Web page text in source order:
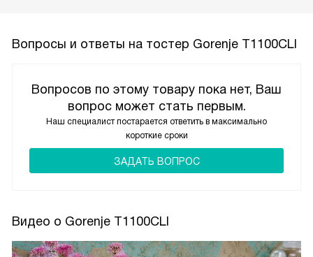
Вопросы и ответы на тостер Gorenje T1100CLI
Вопросов по этому товару пока нет, Ваш
вопрос может стать первым.
Наш специалист постарается ответить в максимально
короткие сроки
ЗАДАТЬ ВОПРОС
Видео о Gorenje T1100CLI